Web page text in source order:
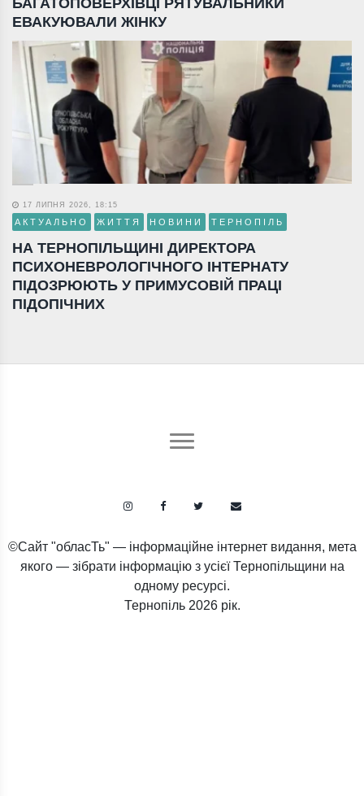
ЕВАКУЮВАЛИ ЖІНКУ
17 ЛИПНЯ 2026, 18:15
АКТУАЛЬНО ЖИТТЯ НОВИНИ ТЕРНОПІЛЬ
НА ТЕРНОПІЛЬЩИНІ ДИРЕКТОРА
ПСИХОНЕВРОЛОГІЧНОГО ІНТЕРНАТУ
ПІДОЗРЮЮТЬ У ПРИМУСОВІЙ ПРАЦІ
ПІДОПІЧНИХ
©Сайт "обласТь" — інформаційне інтернет видання, мета
якого — зібрати інформацію з усієї Тернопільщини на
одному ресурсі.
Тернопіль 2026 рік.